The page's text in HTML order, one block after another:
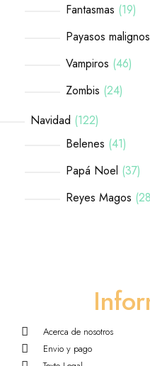
Fantasmas 19
Payasos malignos
Vampiros 46
Zombis 24
Navidad 122
Belenes 41
Papá Noel 37
Reyes Magos 28
Acerca de nosotros
Envio y pago